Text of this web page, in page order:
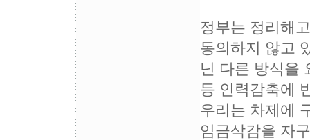
정부는 정리해
동의하지 않고
닌 다른 방식을
등 인력감축에
우리는 차제에
임금삭감을 자